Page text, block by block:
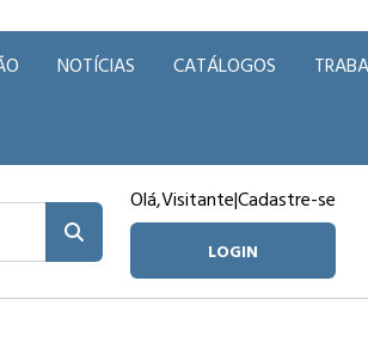
NOTÍCIAS CATÁLOGOS
Olá,Visitante|Cadastre-se
LOGIN